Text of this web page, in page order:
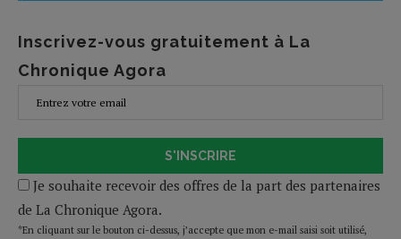
Inscrivez-vous gratuitement à La
Chronique Agora
S'INSCRIRE
Je souhaite recevoir des offres de la part des partenaires
de La Chronique Agora.
*En cliquant sur le bouton ci-dessus, j’accepte que mon e-mail saisi soit utilisé,